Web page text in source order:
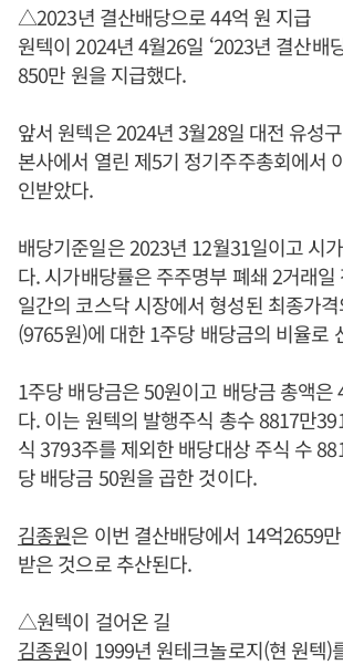
△2023년 결산배당으로 44억 원 지급
원텍이 2024년 4월26일 ‘2023년 결산배
850만 원을 지급했다.
앞서 원텍은 2024년 3월28일 대전 유성
본사에서 열린 제5기 정기주주총회에서
인받았다.
배당기준일은 2023년 12월31일이고 시
다. 시가배당률은 주주명부 폐쇄 2거래
일간의 코스닥 시장에서 형성된 최종가
(9765원)에 대한 1주당 배당금의 비율로
1주당 배당금은 50원이고 배당금 총액은
다. 이는 원텍의 발행주식 총수 8817만
식 3793주를 제외한 배당대상 주식 수
당 배당금 50원을 곱한 것이다.
김종원은 이번 결산배당에서 14억2659
받은 것으로 추산된다.
△원텍이 걸어온 길
김종원이 1999년 원테크놀로지(현 원텍)